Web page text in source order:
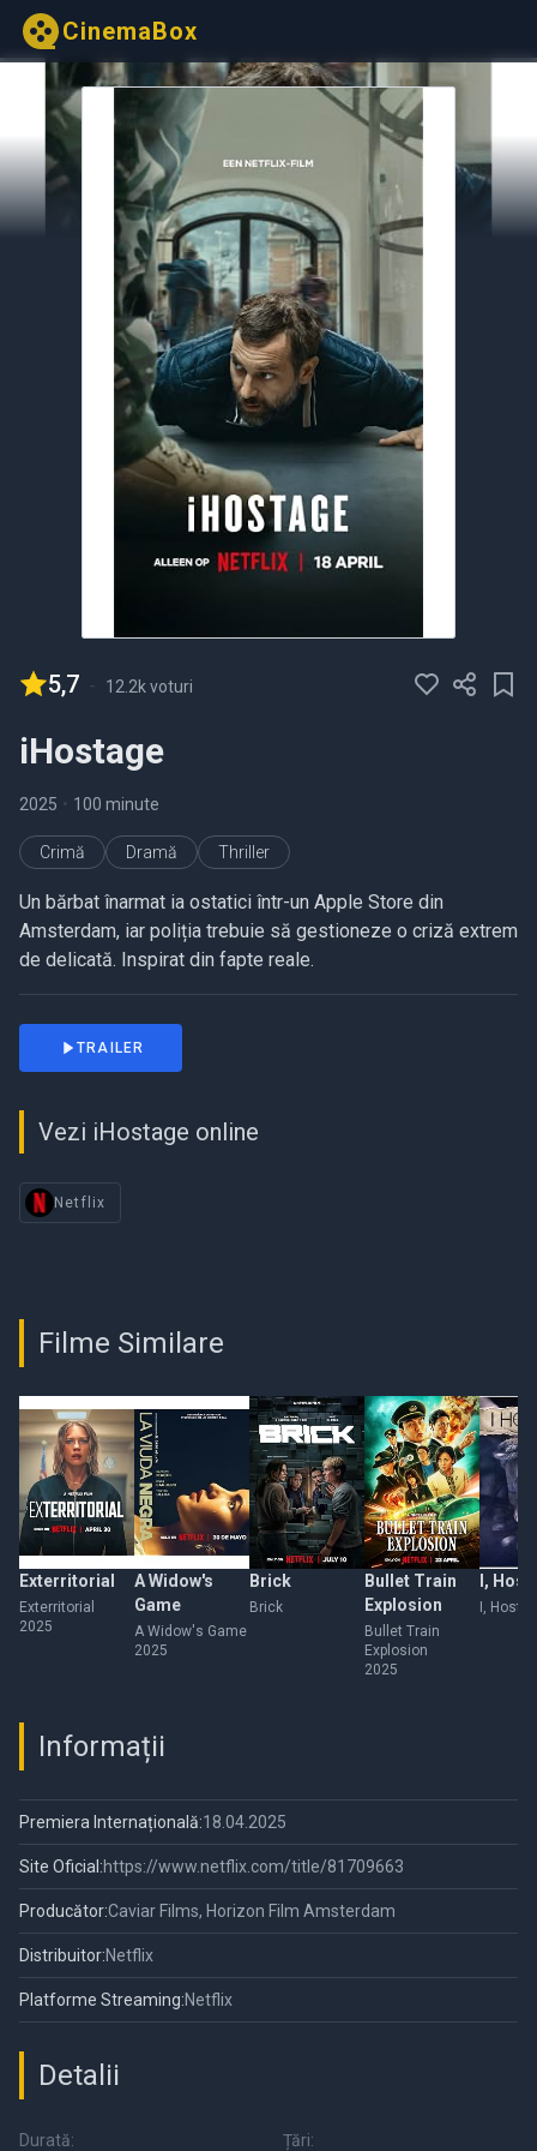
CinemaBox
5,7 - 12.2k voturi
iHostage
2025 • 100 minute
Crimă Dramă Thriller
Un bărbat înarmat ia ostatici într-un Apple Store din
Amsterdam, iar poliția trebuie să gestioneze o criză extrem
de delicată. Inspirat din fapte reale.
TRAILER
Vezi iHostage online
Netflix
Filme Similare
Exterritorial
Exterritorial
2025
A Widow's
Game
A Widow's Game
2025
Brick
Brick
Bullet Train
Explosion
Bullet Train
Explosion
2025
I,
I,
Informații
Premiera Internațională:18.04.2025
Site Oficial:https://www.netflix.com/title/81709663
Producător:Caviar Films, Horizon Film Amsterdam
Distribuitor:Netflix
Platforme Streaming:Netflix
Detalii
Durată: Țări: